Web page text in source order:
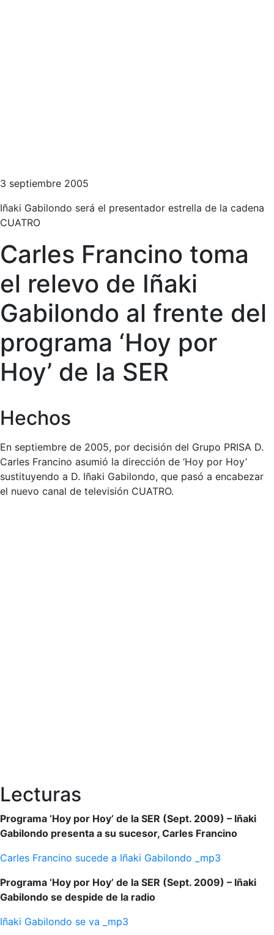
3 septiembre 2005
Iñaki Gabilondo será el presentador estrella de la cadena
CUATRO
Carles Francino toma
el relevo de Iñaki
Gabilondo al frente del
programa ‘Hoy por
Hoy’ de la SER
Hechos
En septiembre de 2005, por decisión del Grupo PRISA D.
Carles Francino asumió la dirección de ‘Hoy por Hoy’
sustituyendo a D. Iñaki Gabilondo, que pasó a encabezar
el nuevo canal de televisión CUATRO.
Lecturas
Programa ‘Hoy por Hoy’ de la SER (Sept. 2009) – Iñaki
Gabilondo presenta a su sucesor, Carles Francino
Carles Francino sucede a Iñaki Gabilondo _mp3
Programa ‘Hoy por Hoy’ de la SER (Sept. 2009) – Iñaki
Gabilondo se despide de la radio
Iñaki Gabilondo se va _mp3